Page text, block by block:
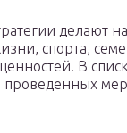
делают
спорта,
В